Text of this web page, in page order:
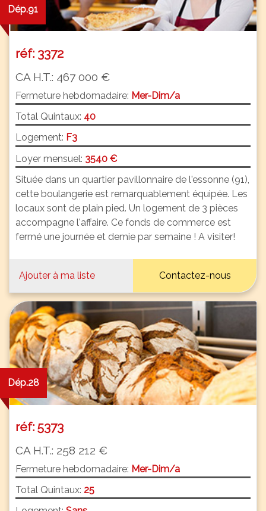
Dép.91
réf: 3372
CA H.T.: 467 000 €
Fermeture hebdomadaire: Mer-Dim/a
Total Quintaux: 40
Logement: F3
Loyer mensuel: 3540 €
Située dans un quartier pavillonnaire de l'essonne (91),
cette boulangerie est remarquablement équipée. Les
locaux sont de plain pied. Un logement de 3 pièces
accompagne l'affaire. Ce fonds de commerce est
fermé une journée et demie par semaine ! A visiter!
Ajouter à ma liste Contactez-nous
Dép.28
réf: 5373
CA H.T.: 258 212 €
Fermeture hebdomadaire: Mer-Dim/a
Total Quintaux: 25